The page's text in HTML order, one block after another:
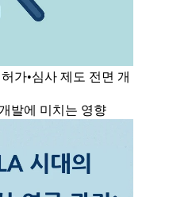
가•심사 제도 전면 개
발에 미치는 영향